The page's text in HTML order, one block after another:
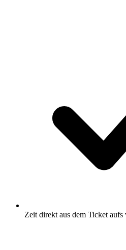
Zeit direkt aus dem Ticket